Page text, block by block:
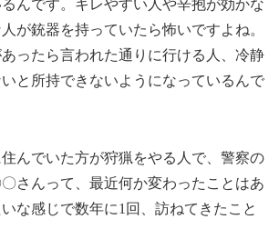
んです。キレやすい人や辛抱が効かな
が銃器を持っていたら怖いですよね。
ったら言われた通りに行ける人、冷静
と所持できないようになっているんで
んでいた方が狩猟をやる人で、警察の
さんって、最近何か変わったことはあ
な感じで数年に1回、訪ねてきたこと